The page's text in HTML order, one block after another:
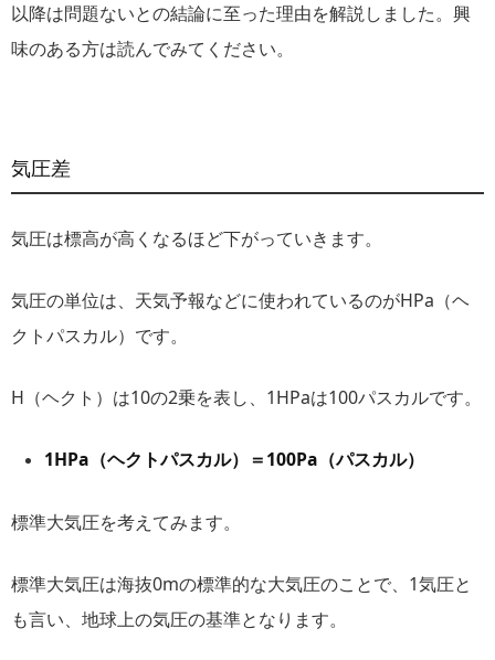
以降は問題ないとの結論に至った理由を解説しました。興
味のある方は読んでみてください。
気圧差
気圧は標高が高くなるほど下がっていきます。
気圧の単位は、天気予報などに使われているのがHPa（ヘ
クトパスカル）です。
H（ヘクト）は10の2乗を表し、1HPaは100パスカルです。
1HPa（ヘクトパスカル）＝100Pa（パスカル）
標準大気圧を考えてみます。
標準大気圧は海抜0mの標準的な大気圧のことで、1気圧と
も言い、地球上の気圧の基準となります。